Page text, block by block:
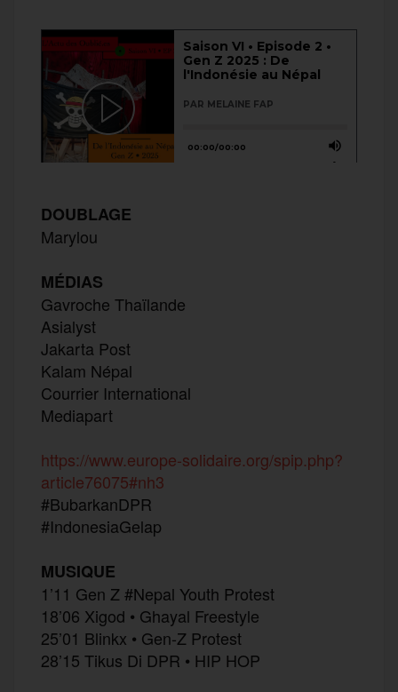
DOUBLAGE
Marylou
MÉDIAS
Gavroche Thaïlande
Asialyst
Jakarta Post
Kalam Népal
Courrier International
Mediapart
https://www.europe-solidaire.org/spip.php?
article76075#nh3
#BubarkanDPR
#IndonesiaGelap
MUSIQUE
1’11 Gen Z #Nepal Youth Protest
18’06 Xigod • Ghayal Freestyle
25’01 Blinkx • Gen-Z Protest
28’15 Tikus Di DPR • HIP HOP